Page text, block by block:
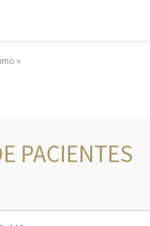
»
PACIENTES